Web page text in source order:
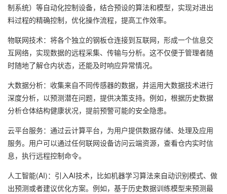
制系统）等自动化控制设备，结合预设的算法和模型，实现对进出
料过程的精确控制，优化操作流程，提高工作效率。
物联网技术：将各个独立的钢板仓连接到互联网，形成一个信息交
互网络，实现数据的远程采集、传输与分析。这不仅便于管理者随
时随地了解仓内状态，还能及时响应异常情况。
大数据分析：收集来自不同传感器的数据，并运用大数据技术进行
深度分析，以预测潜在问题，提供决策支持。例如，根据历史数据
分析仓体结构健康状况，提前预警可能的安全隐患。
云平台服务：通过云计算平台，为用户提供数据存储、处理及应用
服务。用户可以通过任何联网设备访问云端资源，查看仓内实时信
息，执行远程控制命令。
人工智能(AI)：引入AI技术，比如机器学习算法来自动识别模式、做
出预测或者建议优化方案。例如，基于历史数据训练模型来预测最